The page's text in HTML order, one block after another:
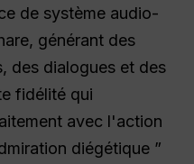
de système audio-
générant des
des dialogues et des
fidélité qui
avec l'action
diégétique ”